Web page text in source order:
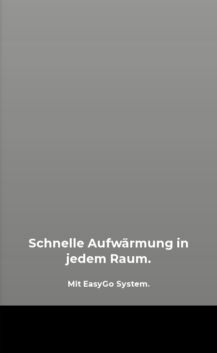
Schnelle Aufwärmung in
jedem Raum.
Mit EasyGo System.